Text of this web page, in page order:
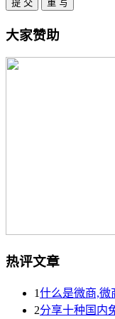
大家赞助
热评文章
1什么是微商,微
2分享十种国内